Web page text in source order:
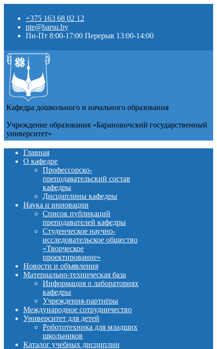
+375 163 68 02 12
pte@barsu.by
Пн-Пт 8:00-17:00 Перерыв 13:00-14:00
Кафедра дошкольного и начального образования
Учреждение образования «Барановичский государственный
университет»
Главная
О кафедре
Профессорско-
преподавательский состав
кафедры
Дисциплины кафедры
Наука и инновации
Список публикаций
преподавателей кафедры
Студенческое научно-
исследовательское общество
«Творческое
проектирование»
Новости и объявления
Материально-техническая база
Информация о лабораториях
кафедры
Учреждения-партнёры
Международное сотрудничество
Университет для детей
Робототехника для младших
школьников
Каталог учебных дисциплин